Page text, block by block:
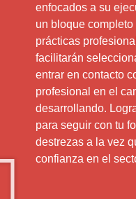
enfocados a su
un bloque
prácticas
facilitarán
entrar en contacto
profesional en el
desarrollando.
para seguir con tu
destrezas a la vez
confianza en el